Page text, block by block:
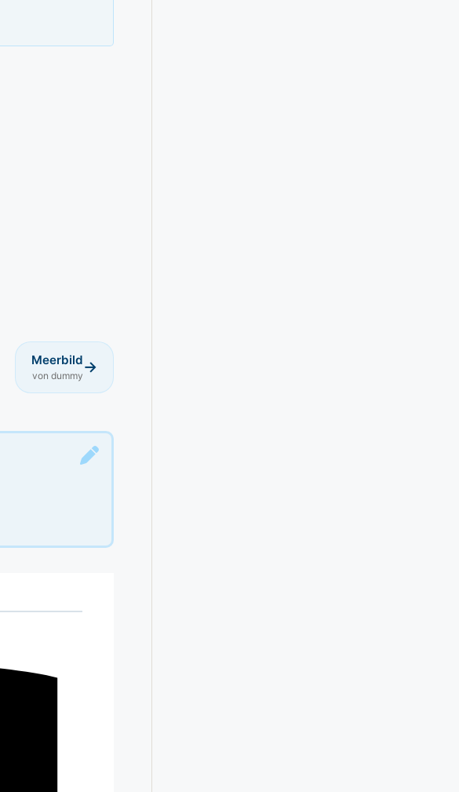
Meerbild
von dummy →